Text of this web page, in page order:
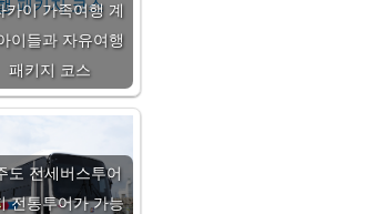
카이 가족여행 계
이들과 자유여행
패키지 코스
도 전세버스투어
전통투어가 가능